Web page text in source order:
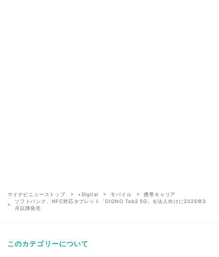
マイナビニューストップ +Digital モバイル
携帯キャリア
ソフトバンク、NFC対応タブレット「DIGNO Tab2 5G」を法人向けに2025年3
月以降発売
このカテゴリーについて